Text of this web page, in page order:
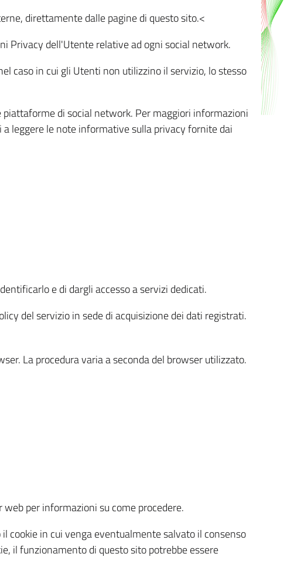
direttamente dalle pagine di questo sito.<
Privacy dell'Utente relative ad ogni social network.
caso in cui gli Utenti non utilizzino il servizio, lo stesso
di social network. Per maggiori informazioni
leggere le note informative sulla privacy fornite dai
e di dargli accesso a servizi dedicati.
del servizio in sede di acquisizione dei dati registrati.
La procedura varia a seconda del browser utilizzato.
per informazioni su come procedere.
cookie in cui venga eventualmente salvato il consenso
il funzionamento di questo sito potrebbe essere